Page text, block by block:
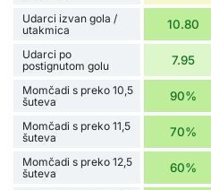
Udarci izvan gola /
utakmica
10.80
Udarci po
postignutom golu
7.95
Momčadi s preko 10,5
šuteva
90%
Momčadi s preko 11,5
šuteva
70%
Momčadi s preko 12,5
šuteva
60%